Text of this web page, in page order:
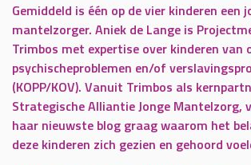
Gemiddeld is één op de vier kinderen een
mantelzorger. Aniek de Lange is
Trimbos met expertise over kinderen van
psychischeproblemen en/of
(KOPP/KOV). Vanuit Trimbos als
Strategische Alliantie Jonge Mantelzorg,
haar nieuwste blog graag waarom het
deze kinderen zich gezien en gehoord